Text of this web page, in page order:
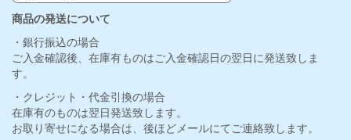
商品の発送について
・銀行振込の場合
ご入金確認後、在庫有ものはご入金確認日の翌日に発送致しま
す。
・クレジット・代金引換の場合
在庫有のものは翌日発送致します。
お取り寄せになる場合は、後ほどメールにてご連絡致します。